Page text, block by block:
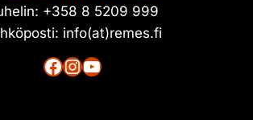
+358 8 5209 999
info(at)remes.fi
Facebook
Instagram
YouTube